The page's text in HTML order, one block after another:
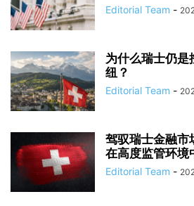
Editorial Team -
为什么瑞士仍是
纽？
Editorial Team -
驾驭瑞士金融
在高度监管环境
Editorial Team -